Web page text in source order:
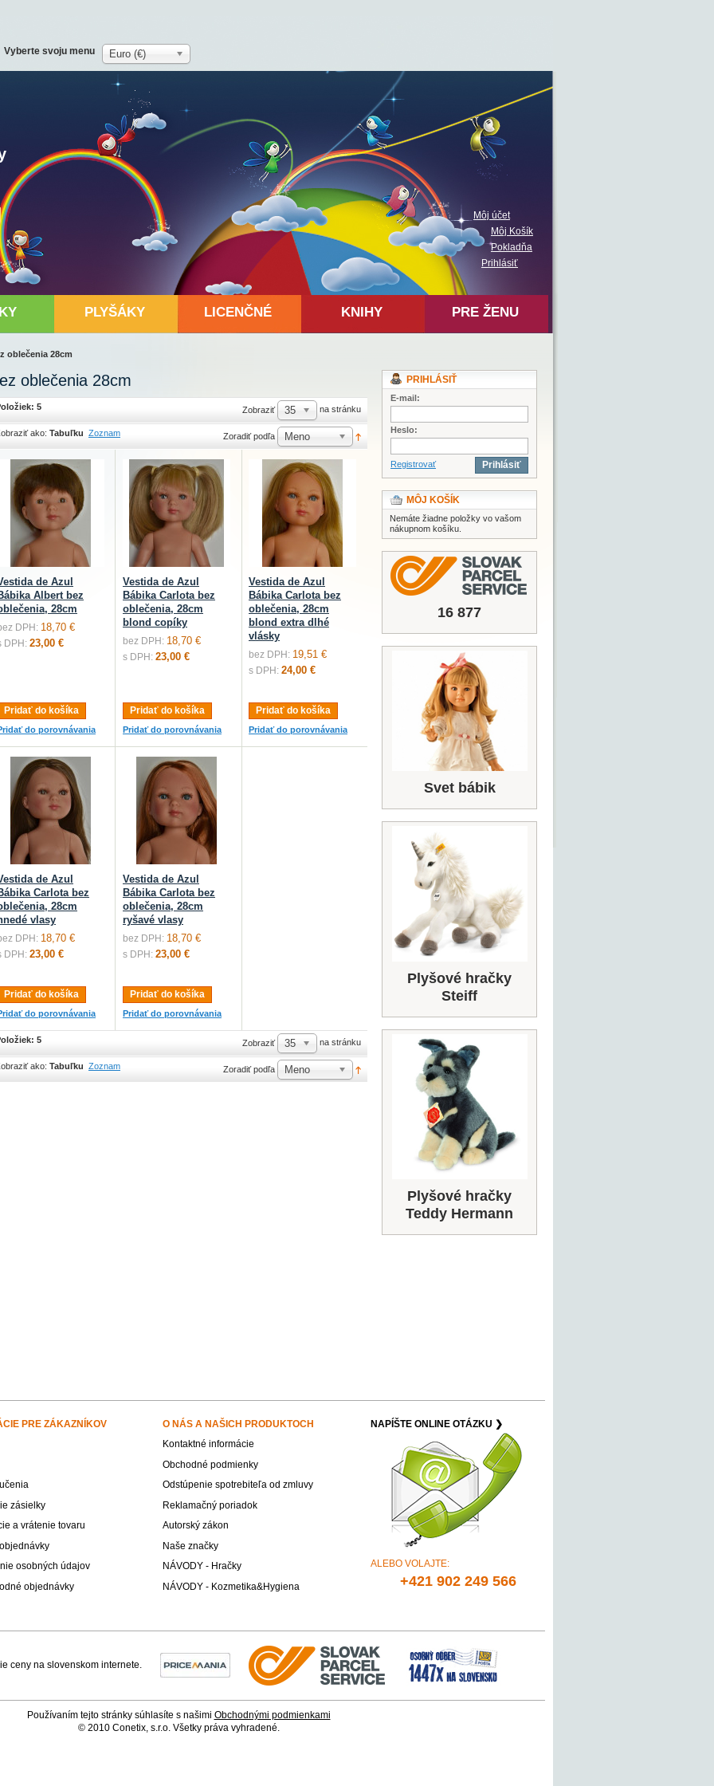
Môj účet
Môj Košík
Pokladňa
Prihlásiť
Vyberte svoju menu Euro (€)
PLYŠÁKY LICENČNÉ KNIHY PRE ŽENU
oblečenia 28cm
oblečenia 28cm
5 Zobraziť 35 na stránku
ako: Tabuľku Zoznam Zoradiť podľa Meno
de Azul
Albert bez
28cm
DPH: 18,70 €
DPH: 23,00 €
Pridať do košíka
do porovnávania
Vestida de Azul
Bábika Carlota bez
oblečenia, 28cm
blond copíky
bez DPH: 18,70 €
s DPH: 23,00 €
Pridať do košíka
Pridať do porovnávania
Vestida de Azul
Bábika Carlota bez
oblečenia, 28cm
blond extra dlhé
vlásky
bez DPH: 19,51 €
s DPH: 24,00 €
Pridať do košíka
Pridať do porovnávania
de Azul
Carlota bez
28cm
vlasy
DPH: 18,70 €
DPH: 23,00 €
Pridať do košíka
do porovnávania
Vestida de Azul
Bábika Carlota bez
oblečenia, 28cm
ryšavé vlasy
bez DPH: 18,70 €
s DPH: 23,00 €
Pridať do košíka
Pridať do porovnávania
5 Zobraziť 35 na stránku
ako: Tabuľku Zoznam Zoradiť podľa Meno
PRIHLÁSIŤ
E-mail:
Heslo:
Registrovať Prihlásiť
MÔJ KOŠÍK
Nemáte žiadne položky vo vašom
nákupnom košíku.
16 877
Svet bábik
Plyšové hračky
Steiff
Plyšové hračky
Teddy Hermann
PRE ZÁKAZNÍKOV O NÁS A NAŠICH PRODUKTOCH NAPÍŠTE ONLINE OTÁZKU ❯
ALEBO VOLAJTE:
+421 902 249 566
Kontaktné informácie
Obchodné podmienky
Odstúpenie spotrebiteľa od zmluvy
zásielky
Reklamačný poriadok
a vrátenie tovaru
Autorský zákon
Naše značky
osobných údajov
NÁVODY - Hračky
objednávky
NÁVODY - Kozmetika&Hygiena
Používaním tejto stránky súhlasíte s našimi Obchodnými podmienkami
© 2010 Conetix, s.r.o. Všetky práva vyhradené.